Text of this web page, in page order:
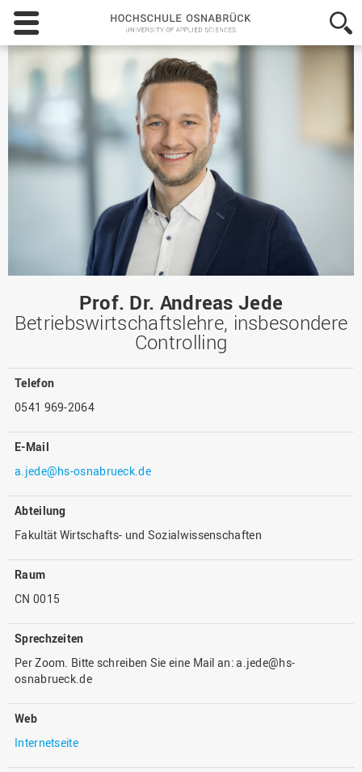
Hochschule
Osnabrück
-
Prof. Dr. Andreas Jede
Betriebswirtschaftslehre, insbesondere
Controlling
Telefon
0541 969-2064
E-Mail
a.jede@hs-osnabrueck.de
Abteilung
Fakultät Wirtschafts- und Sozialwissenschaften
Raum
CN 0015
Sprechzeiten
Per Zoom. Bitte schreiben Sie eine Mail an: a.jede@hs-
osnabrueck.de
Web
Internetseite